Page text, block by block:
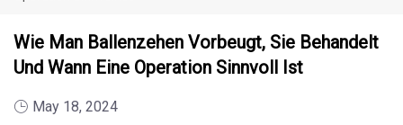
Wie Man Ballenzehen Vorbeugt, Sie Behandelt
Und Wann Eine Operation Sinnvoll Ist
May 18, 2024